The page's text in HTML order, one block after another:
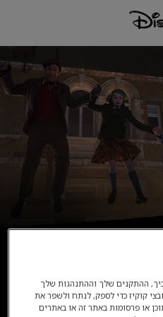
ההתקנים שלך וההתנהגות שלך
קוקיז כדי לספק, לנתח ולשפר את
או פרסומות באתר זה או באתרים